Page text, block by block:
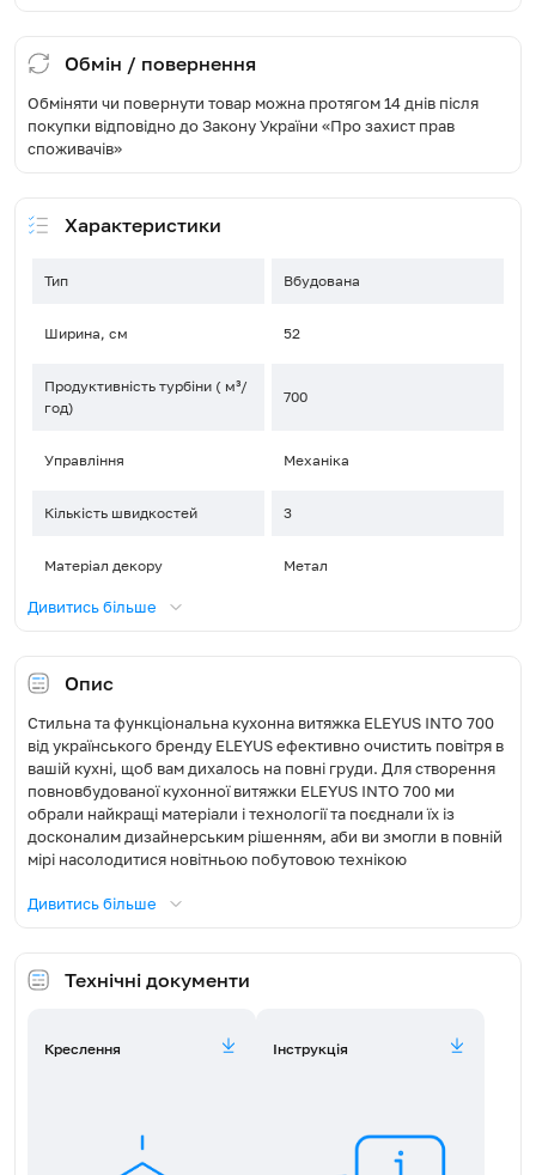
Обмін / повернення
Обміняти чи повернути товар можна протягом 14 днів після
покупки відповідно до Закону України «Про захист прав
споживачів»
Характеристики
Тип Вбудована
Ширина, см 52
Продуктивність турбіни ( м³/
год)
700
Управління Механіка
Кількість швидкостей 3
Матеріал декору Метал
Тип освітлення
Освітлення, Вт
Діаметр повітропроводу, мм 150
Режим роботи Відведення / Рециркуляція
Фільтр жировий Алюмінієвий
фільтра
Максимальна споживана
Розмір довжина (Д), мм
Дивитись більше
Опис
Стильна та функціональна кухонна витяжка ELEYUS INTO 700
від українського бренду ELEYUS ефективно очистить повітря в
вашій кухні, щоб вам дихалось на повні груди. Для створення
повновбудованої кухонної витяжки ELEYUS INTO 700 ми
обрали найкращі матеріали і технології та поєднали їх із
досконалим дизайнерським рішенням, аби ви змогли в повній
мірі насолодитися новітньою побутовою технікою
будь-який інтер'єр та органічно увіллється навіть в
портал, що є частиною інтер'єру.
кухні від пари, запаху та диму. Якщо у вашій кухні ускладнене
без потреби його відведення назовні. Щоб забезпечити
режим рециркуляції слід обладнати витяжку двома вугільними
Дивитись більше
Технічні документи
Креслення Інструкція